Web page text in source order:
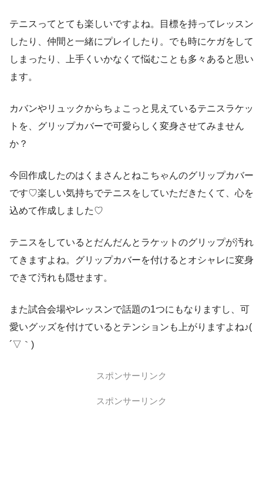
テニスってとても楽しいですよね。目標を持ってレッスン
したり、仲間と一緒にプレイしたり。でも時にケガをして
しまったり、上手くいかなくて悩むことも多々あると思い
ます。
カバンやリュックからちょこっと見えているテニスラケッ
トを、グリップカバーで可愛らしく変身させてみません
か？
今回作成したのはくまさんとねこちゃんのグリップカバー
です♡楽しい気持ちでテニスをしていただきたくて、心を
込めて作成しました♡
テニスをしているとだんだんとラケットのグリップが汚れ
てきますよね。グリップカバーを付けるとオシャレに変身
できて汚れも隠せます。
また試合会場やレッスンで話題の1つにもなりますし、可
愛いグッズを付けているとテンションも上がりますよね♪(
´▽｀)
スポンサーリンク
スポンサーリンク